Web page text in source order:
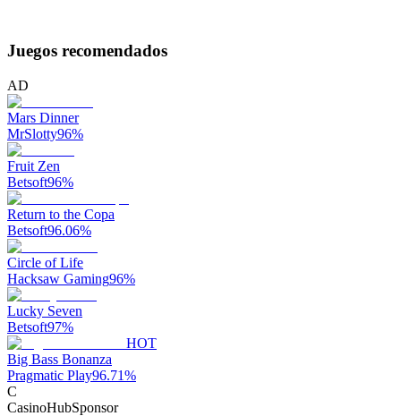
Juegos recomendados
AD
Mars Dinner
MrSlotty96%
Fruit Zen
Betsoft96%
Return to the Copa
Betsoft96.06%
Circle of Life
Hacksaw Gaming96%
Lucky Seven
Betsoft97%
HOT
Big Bass Bonanza
Pragmatic Play96.71%
C
CasinoHubSponsor